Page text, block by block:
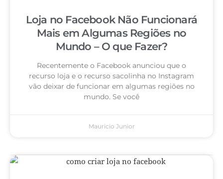
Loja no Facebook Não Funcionará
Mais em Algumas Regiões no
Mundo – O que Fazer?
Recentemente o Facebook anunciou que o
recurso loja e o recurso sacolinha no Instagram
vão deixar de funcionar em algumas regiões no
mundo. Se você
Mauricio Junior